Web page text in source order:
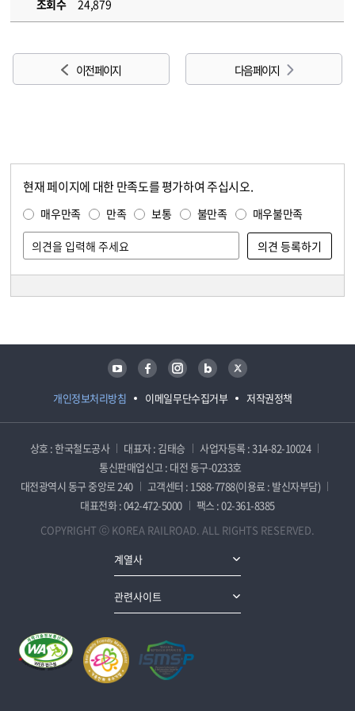
조회수 24,879
이전 페이지 다음 페이지
현재 페이지에 대한 만족도를 평가하여 주십시오.
매우만족 만족 보통 불만족 매우불만족
개인정보처리방침 이메일무단수집거부 저작권정책
유튜브 페이스북 인스타그램 블로그 트위터
상호 : 한국철도공사 대표자 : 김태승
사업자등록 : 314-82-10024
통신판매업신고 : 대전 동구-0233호
대전광역시 동구 중앙로 240
고객센터 : 1588-7788(이용료 : 발신자부담)
대표전화 : 042-472-5000
팩스 : 02-361-8385
COPYRIGHT ⓒ KOREA RAILROAD. ALL RIGHTS RESERVED.
계열사
관련사이트